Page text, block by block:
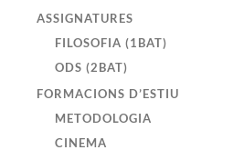
ASSIGNATURES
FILOSOFIA (1BAT)
ODS (2BAT)
FORMACIONS D’ESTIU
METODOLOGIA
CINEMA